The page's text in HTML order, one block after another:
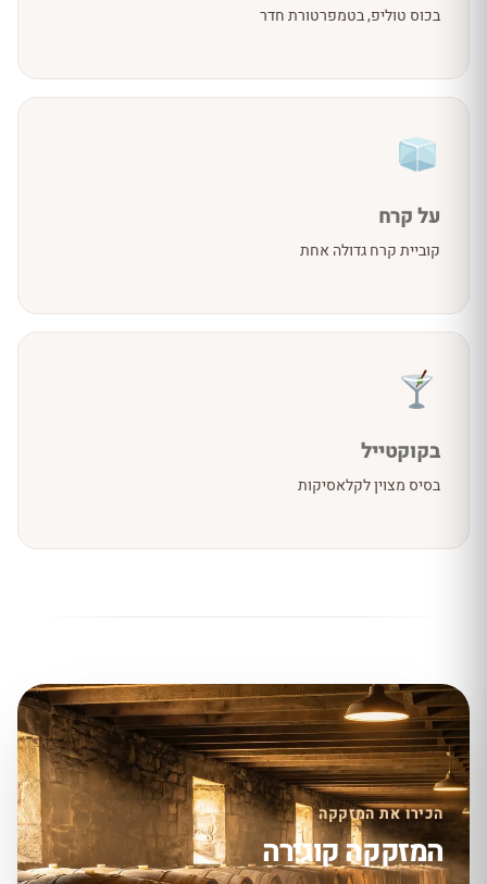
בכוס טוליפ, בטמפרטורת חדר
על קרח
קוביית קרח גדולה אחת
בקוקטייל
בסיס מצוין לקלאסיקות
הכירו את המזקקה
המזקקה קוגירה